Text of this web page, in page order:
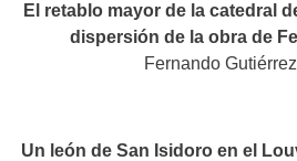
El retablo mayor de la catedral
dispersión de la obra de
Fernando
Un león de San Isidoro en el